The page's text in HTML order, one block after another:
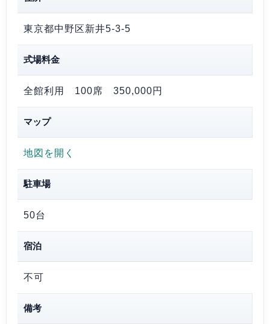
東京都中野区新井5-3-5
式場料金
全館利用 100席 350,000円
マップ
地図を開く
駐車場
50台
宿泊
不可
備考